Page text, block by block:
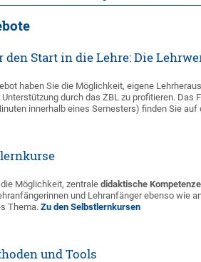
Start in die Lehre: Die
haben Sie die Möglichkeit, eigene
durch das ZBL zu profitieren. Das
innerhalb eines Semesters) finden Sie auf
Möglichkeit, zentrale didaktische
und Lehranfänger ebenso wie
Thema. Zu den Selbstlernkursen
und Tools